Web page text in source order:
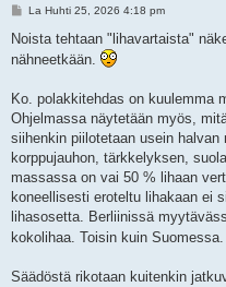
V
e
t
La Huhti 25, 2026 4:18 pm
Noista tehtaan "lihavartaista"
nähneetkään.
Ko. polakkitehdas on kuulemma
Ohjelmassa näytetään myös,
siihenkin piilotetaan usein
korppujauhon, tärkkelyksen,
massassa on vai 50 % lihaan
koneellisesti eroteltu lihakaan ei
lihasosetta. Berliinissä
kokolihaa. Toisin kuin Suomessa.
Säädöstä rikotaan kuitenkin